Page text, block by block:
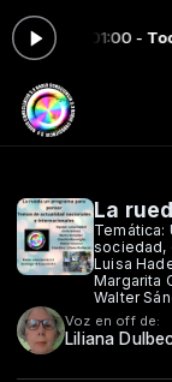
a las 01:00 -
La
Temática:
sociedad,
Luisa
Margarita
Walter
Voz en off de:
Liliana